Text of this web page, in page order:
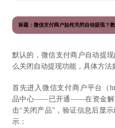
标题：微信支付商户如何关闭自动提现？
默认的，微信支付商户自动提
么关闭自动提现功能，具体方法
首先进入微信支付商户平台（
品中心——已开通——在资金解
击“关闭产品”，验证信息后显
示：